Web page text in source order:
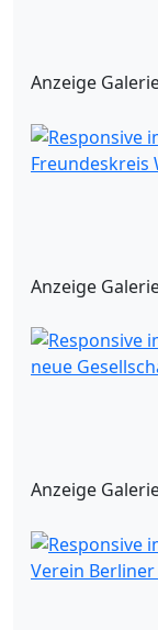
Anzeige
Freundeskreis
Anzeige
neue
Anzeige
Verein